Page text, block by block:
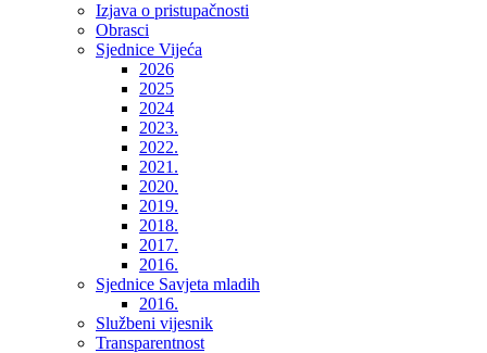
Izjava o pristupačnosti
Obrasci
Sjednice Vijeća
2026
2025
2024
2023.
2022.
2021.
2020.
2019.
2018.
2017.
2016.
Sjednice Savjeta mladih
2016.
Službeni vijesnik
Transparentnost